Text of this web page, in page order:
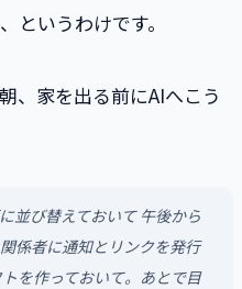
というわけです。
、家を出る前にAIへこう
並び替えておいて 午後から
係者に通知とリンクを発行
を作っておいて。あとで目